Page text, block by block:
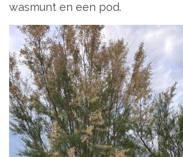
wasmunt en een pod.